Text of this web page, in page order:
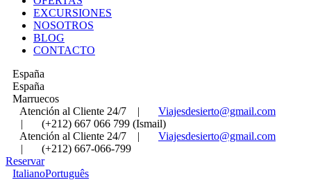
EXCURSIONES
NOSOTROS
BLOG
CONTACTO
España
España
Marruecos
Atención al Cliente 24/7
|
Viajesdesierto@gmail.com
|
(+212) 667 066 799 (Ismail)
Atención al Cliente 24/7
|
Viajesdesierto@gmail.com
|
(+212) 667-066-799
Reservar
ItalianoPortuguês